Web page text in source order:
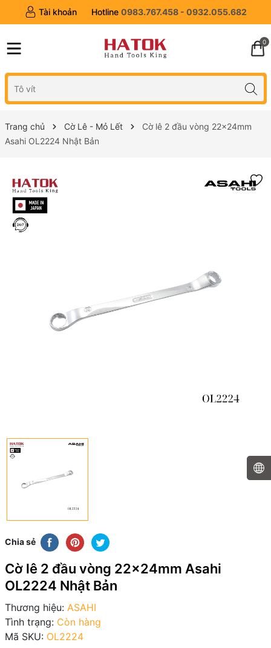
Tài khoản Hotline 0983.767.458 - 0932.055.682
0
Trang chủ Cờ Lê - Mỏ Lết
Cờ lê 2 đầu vòng 22x24mm
Asahi OL2224 Nhật Bản
Chia sẻ
Cờ lê 2 đầu vòng 22x24mm Asahi
OL2224 Nhật Bản
Thương hiệu: ASAHI
Tình trạng: Còn hàng
Mã SKU: OL2224